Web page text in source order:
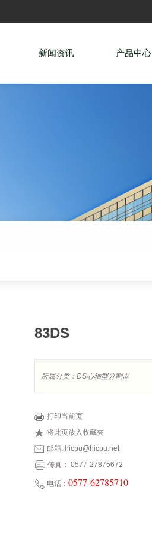
新闻资讯 产品中心
83DS
所属分类： DS心轴型分割器
打印当前页
将此页放入收藏夹
邮箱: hicpu@hicpu.net
传真： 0577-27875672
电话： 0577-62785710